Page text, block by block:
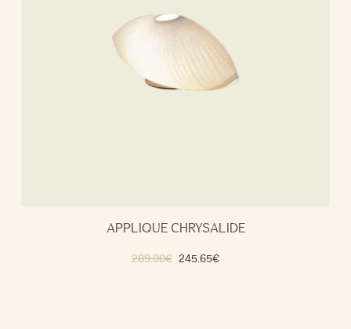
APPLIQUE CHRYSALIDE
289.00€ 245.65€